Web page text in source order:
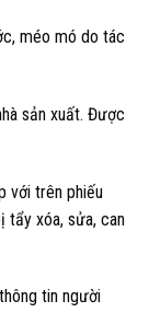
méo mó do tác
sản xuất. Được
với trên phiếu
tẩy xóa, sửa, can
tin người